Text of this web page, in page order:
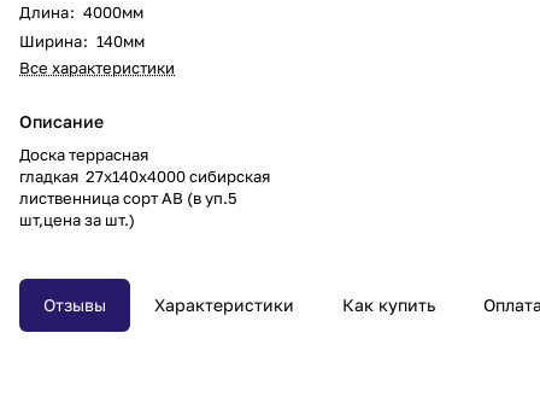
Длина: 4000мм
Ширина: 140мм
Все характеристики
Описание
Доска террасная
гладкая 27х140х4000 сибирская
лиственница сорт АВ (в уп.5
шт,цена за шт.)
Отзывы Характеристики Как купить